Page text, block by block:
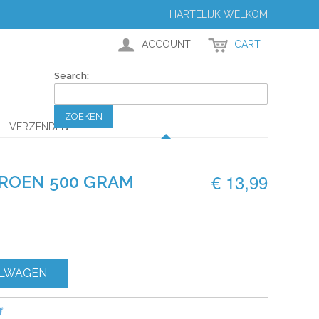
HARTELIJK WELKOM
ACCOUNT CART
VERZENDEN
Search:
ZOEKEN
500 GRAM € 13,99